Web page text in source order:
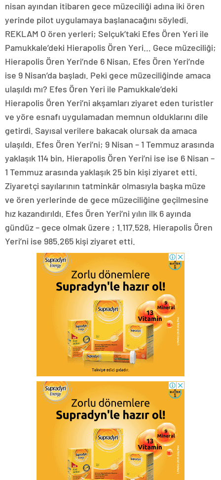
nisan ayından itibaren gece müzeciliği adına iki ören
yerinde pilot uygulamaya başlanacağını söyledi.
REKLAM O ören yerleri; Selçuk’taki Efes Ören Yeri ile
Pamukkale’deki Hierapolis Ören Yeri… Gece müzeciliği;
Hierapolis Ören Yeri’nde 6 Nisan, Efes Ören Yeri’nde
ise 9 Nisan’da başladı. Peki gece müzeciliğinde amaca
ulaşıldı mı? Efes Ören Yeri ile Pamukkale’deki
Hierapolis Ören Yeri’ni akşamları ziyaret eden turistler
ve yöre esnafı uygulamadan memnun olduklarını dile
getirdi. Sayısal verilere bakacak olursak da amaca
ulaşıldı. Efes Ören Yeri’ni; 9 Nisan – 1 Temmuz arasında
yaklaşık 114 bin, Hierapolis Ören Yeri’ni ise ise 6 Nisan –
1 Temmuz arasında yaklaşık 25 bin kişi ziyaret etti.
Ziyaretçi sayılarının tatminkâr olmasıyla başka müze
ve ören yerlerinde de gece müzeciliğine geçilmesine
hız kazandırıldı. Efes Ören Yeri’ni yılın ilk 6 ayında
gündüz – gece olmak üzere ; 1.117.528, Hierapolis Ören
Yeri’ni ise 985.265 kişi ziyaret etti.